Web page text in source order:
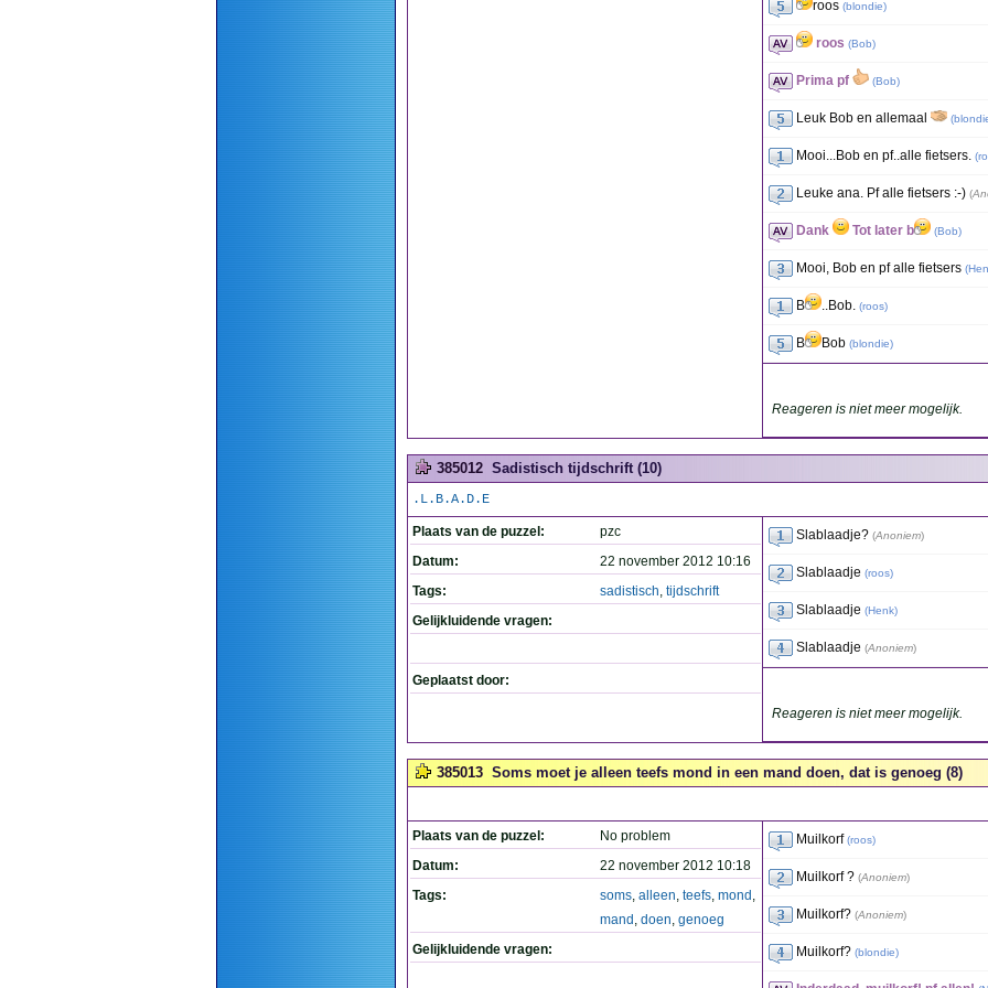
roos (blondie)
roos (Bob)
Prima pf (Bob)
Leuk Bob en allemaal (
Mooi...Bob en pf..alle fietsers. (
Leuke ana. Pf alle fietsers :-) (
Dank Tot later b (Bob)
Mooi, Bob en pf alle fietsers (
B ..Bob. (roos)
B Bob (blondie)
Reageren is niet meer mogelijk.
385012 Sadistisch tijdschrift (10)
.L.B.A.D.E
Plaats van de puzzel:
pzc
Datum:
22 november 2012 10:16
Tags:
sadistisch, tijdschrift
Gelijkluidende vragen:
Geplaatst door:
Slablaadje? (Anoniem)
Slablaadje (roos)
Slablaadje (Henk)
Slablaadje (Anoniem)
Reageren is niet meer mogelijk.
385013 Soms moet je alleen teefs mond in een mand doen, dat is genoeg (8)
Plaats van de puzzel:
No problem
Datum:
22 november 2012 10:18
Tags:
soms, alleen, teefs, mond ,
mand , doen, genoeg
Gelijkluidende vragen:
Muilkorf (roos)
Muilkorf ? (Anoniem)
Muilkorf? (Anoniem)
Muilkorf? (blondie)